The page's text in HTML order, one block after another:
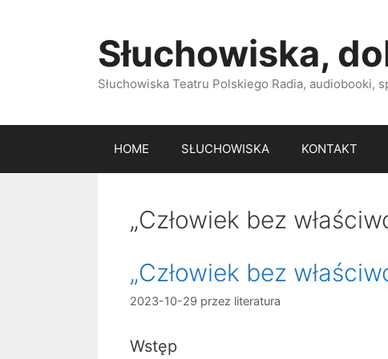
Słuchowiska,
Słuchowiska Teatru Polskiego Radia, audiobooki,
HOME SŁUCHOWISKA KONTAKT
„Człowiek bez
„Człowiek bez
2023-10-29 przez literatura
Wstęp